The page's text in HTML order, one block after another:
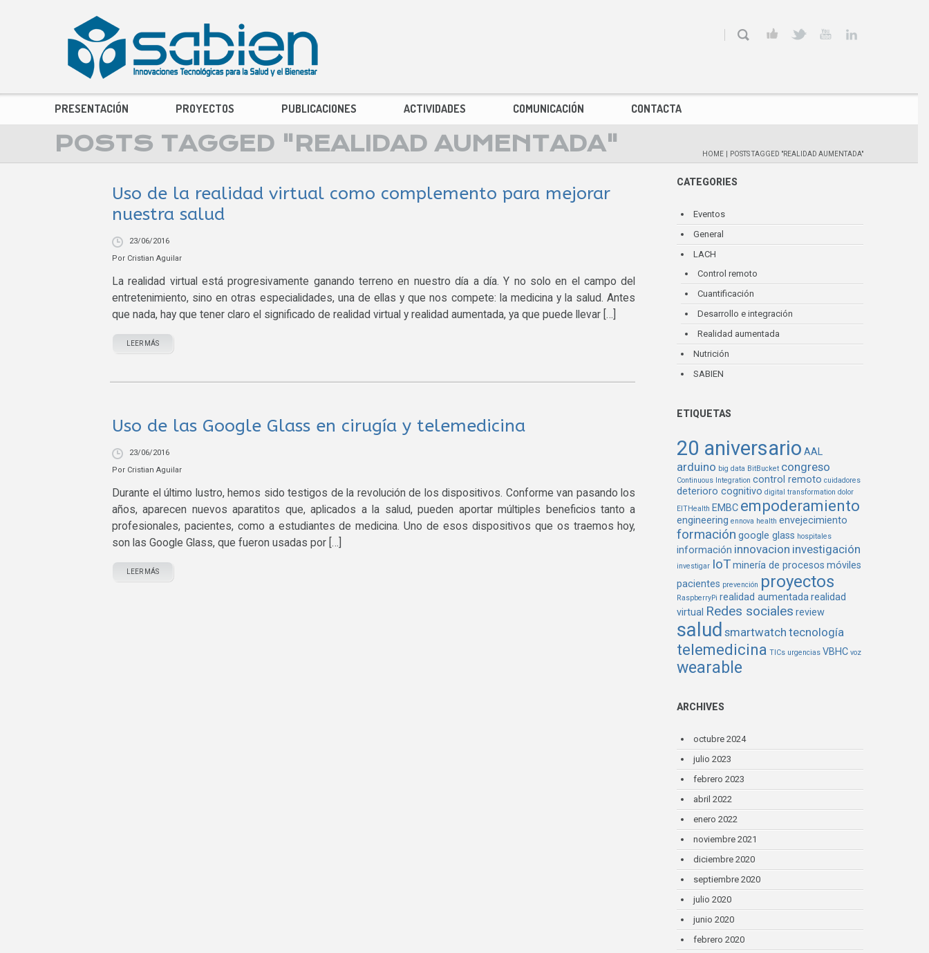
PRESENTACIÓN PROYECTOS PUBLICACIONES ACTIVIDADES COMUNICACIÓN CONTACTA
POSTS TAGGED "REALIDAD AUMENTADA" HOME POSTS TAGGED "REALIDAD AUMENTADA"
Uso de la realidad virtual como complemento para mejorar
nuestra salud
23/06/2016
Por Cristian Aguilar
La realidad virtual está progresivamente ganando terreno en nuestro día a día. Y no solo en el campo del
entretenimiento, sino en otras especialidades, una de ellas y que nos compete: la medicina y la salud. Antes
que nada, hay que tener claro el significado de realidad virtual y realidad aumentada, ya que puede llevar […]
LEER MÁS
Uso de las Google Glass en cirugía y telemedicina
23/06/2016
Por Cristian Aguilar
Durante el último lustro, hemos sido testigos de la revolución de los dispositivos. Conforme van pasando los
años, aparecen nuevos aparatitos que, aplicados a la salud, pueden aportar múltiples beneficios tanto a
profesionales, pacientes, como a estudiantes de medicina. Uno de esos dispositivos que os traemos hoy,
son las Google Glass, que fueron usadas por […]
LEER MÁS
CATEGORIES
Eventos
General
LACH
Control remoto
Cuantificación
Desarrollo e integración
Realidad aumentada
Nutrición
SABIEN
ETIQUETAS
20 aniversario AAL
arduino big data BitBucket congreso
Continuous Integration control remoto cuidadores
deterioro cognitivo digital transformation dolor
EITHealth EMBC empoderamiento
engineering ennova health envejecimiento
formación google glass hospitales
información innovacion investigación
investigar IoTminería de procesos móviles
pacientes prevención proyectos
RaspberryPi realidad aumentadarealidad
virtual Redes sociales review
salud smartwatch tecnología
telemedicina TICs urgencias VBHC voz
wearable
ARCHIVES
octubre 2024
julio 2023
febrero 2023
abril 2022
enero 2022
noviembre 2021
diciembre 2020
septiembre 2020
julio 2020
junio 2020
febrero 2020